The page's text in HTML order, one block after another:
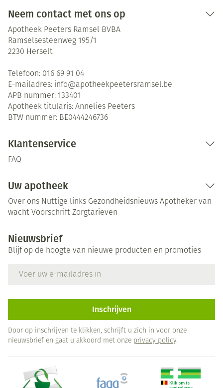
Neem contact met ons op
Apotheek Peeters Ramsel BVBA
Ramselsesteenweg 195/1
2230 Herselt
Telefoon: 016 69 91 04
E-mailadres: info@apotheekpeetersramsel.be
APB nummer: 133401
Apotheek titularis: Annelies Peeters
BTW nummer: BE0444246736
Klantenservice
FAQ
Uw apotheek
Over ons Nuttige links Gezondheidsnieuws Apotheker van
wacht Voorschrift Zorgtarieven
Nieuwsbrief
Blijf op de hoogte van nieuwe producten en promoties
Inschrijven
Door op inschrijven te klikken, schrijft u zich in voor onze
nieuwsbrief en gaat u akkoord met onze privacy policy.